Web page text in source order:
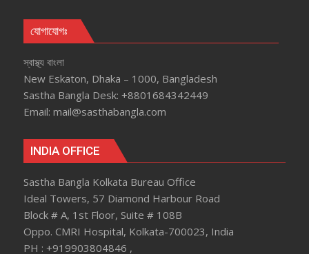
যোগাযোগঃ
স্বাস্থ্য বাংলা
New Eskaton, Dhaka – 1000, Bangladesh
Sastha Bangla Desk: +8801684342449
Email: mail@sasthabangla.com
INDIA OFFICE
Sastha Bangla Kolkata Bureau Office
Ideal Towers, 57 Diamond Harbour Road
Block # A, 1st Floor, Suite # 108B
Oppo. CMRI Hospital, Kolkata-700023, India
PH : +919903804846 ,